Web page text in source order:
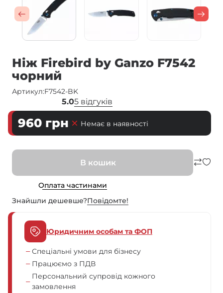
Ніж Firebird by Ganzo F7542
чорний
Артикул:F7542-BK
5.05 відгуків
960 грн Немає в наявності
В кошик
Оплата частинами
Знайшли дешевше?Повiдомте!
Юридичним особам та ФОП
Спеціальні умови для бізнесу
Працюємо з ПДВ
Персональний супровід кожного
замовлення